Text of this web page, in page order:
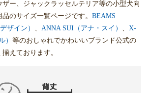
ザー、ジャックラッセルテリア等の小型犬向
のサイズ一覧ページです。 BEAMS
ザイン）
ANNA SUI（アナ・スイ）
X-
） 等のおしゃれでかわいいブランド公式の
えております。